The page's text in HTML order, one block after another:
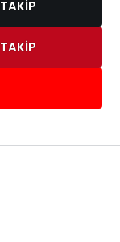
TAKIP
TAKIP